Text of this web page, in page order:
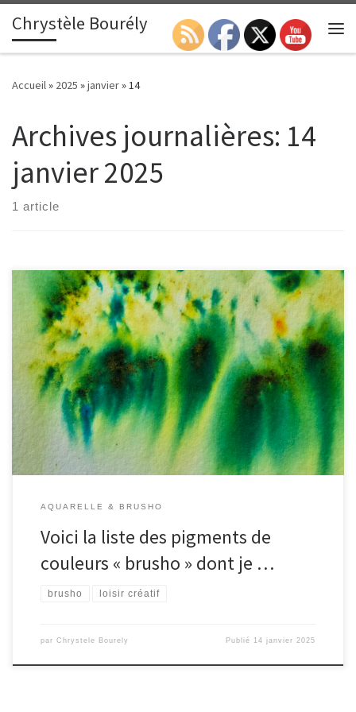
Passer au contenu
Chrystèle Bourély
Search
Accueil» 2025 »janvier»14
Archives journalières: 14
janvier 2025
1 article
Voici la liste des couleurs « brusho » dont je dispose … Exemple
d’effets possibles aux brushos ! 1 LEMON 2 YELLOW 3 YELLOW
OCHRE 4 ORANGE 5 ROSE RED 6 ALIZARIN CRIMSON 7 VERMILLON
8 OST. RED 9 CRIMSON 10 TERRACOTTA 11 SCARLET 12 LIME
GREEN 13 […]
AQUARELLE & BRUSHO
Voici la liste des pigments de
couleurs « brusho » dont je …
brusho loisir créatif
par Chrystele Bourely Publié 14 janvier 2025